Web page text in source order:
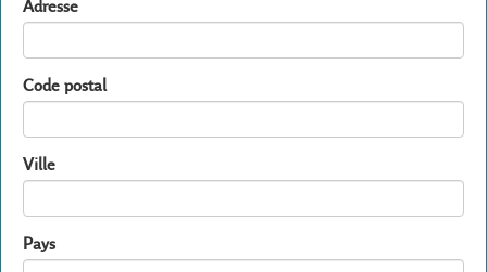
Adresse
Code postal
Ville
Pays